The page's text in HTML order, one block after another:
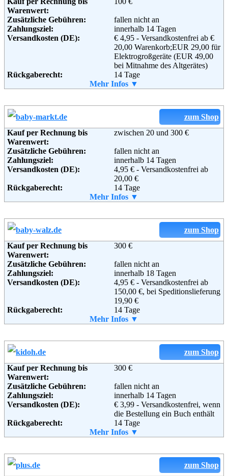
Weiterführende
Informationen:
Warenwert:
Zusätzliche Gebühren:
fallen nicht an
Zahlungsziel:
innerhalb 14 Tagen
Versandkosten (DE):
€ 4,95 - Versandkostenfrei ab €
20,00 Warenkorb;EUR 29,00 für
Elektrogroßgeräte (EUR 49,00
bei Mitnahme des Altgerätes)
Rückgaberecht:
14 Tage
Ja
Weitere Zahlungsmethoden:
Adresse:
KARSTADT Warenhaus GmbH
Theodor-Althoff-Str. 2
45133 Essen
+49 (0) 180 - 5114414
Soziale Kanäle:
Weiterführende
Informationen:
AGB
Mehr Infos ▼
zum Shop
Kauf per Rechnung bis
Warenwert:
zwischen 20 und 300 €
Zusätzliche Gebühren:
fallen nicht an
Zahlungsziel:
innerhalb 14 Tagen
Versandkosten (DE):
4,95 € - Versandkostenfrei ab
20,00 €
Rückgaberecht:
14 Tage
Ja
Weitere Zahlungsmethoden:
Adresse:
babymarkt.de GmbH
Wulfshofstrasse 22
44149 Dortmund
Telefon:
+49 (0)1805 - 210610
+49 (0)1805 - 210611
Weiterführende
Informationen:
AGB
Mehr Infos ▼
zum Shop
Kauf per Rechnung bis
Warenwert:
300 €
Zusätzliche Gebühren:
fallen nicht an
Zahlungsziel:
innerhalb 18 Tagen
Versandkosten (DE):
4,95 € - Versandkostenfrei ab
150,00 €, bei Speditionslieferung
19,90 €
Rückgaberecht:
14 Tage
Ja
Weitere Zahlungsmethoden:
Adresse:
Versandhaus Walz GmbH
Steinstraße 28
88339 Bad Waldsee
+49 (0) 180 5 33 40 11
Soziale Kanäle:
Mehr Infos ▼
zum Shop
Kauf per Rechnung bis
Warenwert:
300 €
Zusätzliche Gebühren:
fallen nicht an
Zahlungsziel:
innerhalb 14 Tagen
Versandkosten (DE):
€ 3,99 - Versandkostenfrei, wenn
die Bestellung ein Buch enthält
Rückgaberecht:
14 Tage
Ja, ab einem Warenwert von 40 €.
Weitere Zahlungsmethoden:
Mehr Infos ▼
zum Shop